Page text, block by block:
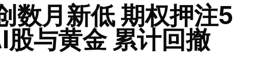
数月新低 期权押注5
与黄金 累计回撤